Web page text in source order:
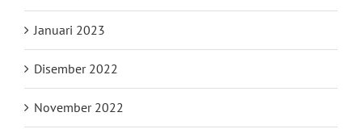
Januari 2023
Disember 2022
November 2022